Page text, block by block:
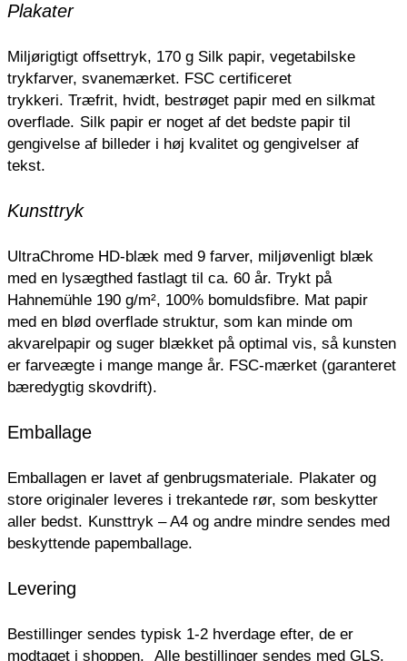
Plakater
Miljørigtigt offsettryk, 170 g Silk papir, vegetabilske
trykfarver, svanemærket. FSC certificeret
trykkeri. Træfrit, hvidt, bestrøget papir med en silkmat
overflade. Silk papir er noget af det bedste papir til
gengivelse af billeder i høj kvalitet og gengivelser af
tekst.
Kunsttryk
UltraChrome HD-blæk med 9 farver, miljøvenligt blæk
med en lysægthed fastlagt til ca. 60 år. Trykt på
Hahnemühle 190 g/m², 100% bomuldsfibre. Mat papir
med en blød overflade struktur, som kan minde om
akvarelpapir og suger blækket på optimal vis, så kunsten
er farveægte i mange mange år. FSC-mærket (garanteret
bæredygtig skovdrift).
Emballage
Emballagen er lavet af genbrugsmateriale. Plakater og
store originaler leveres i trekantede rør, som beskytter
aller bedst. Kunsttryk – A4 og andre mindre sendes med
beskyttende papemballage.
Levering
Bestillinger sendes typisk 1-2 hverdage efter, de er
modtaget i shoppen. Alle bestillinger sendes med GLS.